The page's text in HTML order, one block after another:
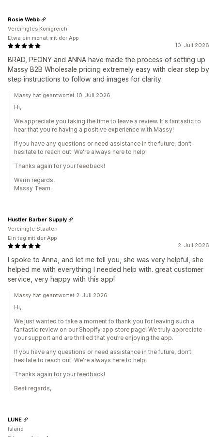
10. Juli 2026
BRAD, PEONY and ANNA have made the process of setting up
Massy B2B Wholesale pricing extremely easy with clear step by
step instructions to follow and images for clarity.
Rosie Webb
Vereinigtes Königreich
Etwa ein monat mit der App
Massy hat geantwortet 10. Juli 2026
Hi,
We appreciate you taking the time to leave a review. It's fantastic to
hear that you're having a positive experience with Massy!
If you have any questions or need assistance in the future, don’t
hesitate to reach out. We're always here to help!
Thanks again for your feedback!
Warm regards,
Massy Team.
2. Juli 2026
I spoke to Anna, and let me tell you, she was very helpful, she
helped me with everything I needed help with. great customer
service, very happy with this app!
Hustler Barber Supply
Vereinigte Staaten
Ein tag mit der App
Massy hat geantwortet 2. Juli 2026
Hi,
We just wanted to take a moment to thank you for leaving such a
fantastic review on our Shopify app store page! We truly appreciate
your support and are thrilled that you’re enjoying the app.
If you have any questions or need assistance in the future, don’t
hesitate to reach out. We're always here to help!
Thanks again for your feedback!
Best regards,
LUNE
Island